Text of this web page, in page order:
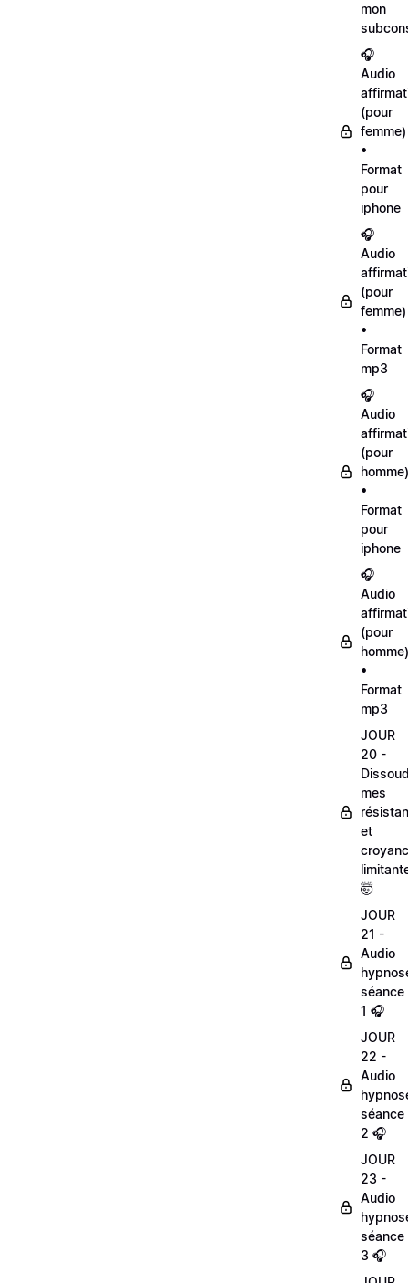
mon
🎧
Audio
(pour
femme)
•
Format
pour
iphone
🎧
Audio
(pour
femme)
•
Format
mp3
🎧
Audio
(pour
homme)
•
Format
pour
iphone
🎧
Audio
(pour
homme)
•
Format
mp3
JOUR
20 -
mes
et
🤯
JOUR
21 -
Audio
séance
1 🎧
JOUR
22 -
Audio
séance
2 🎧
JOUR
23 -
Audio
séance
3 🎧